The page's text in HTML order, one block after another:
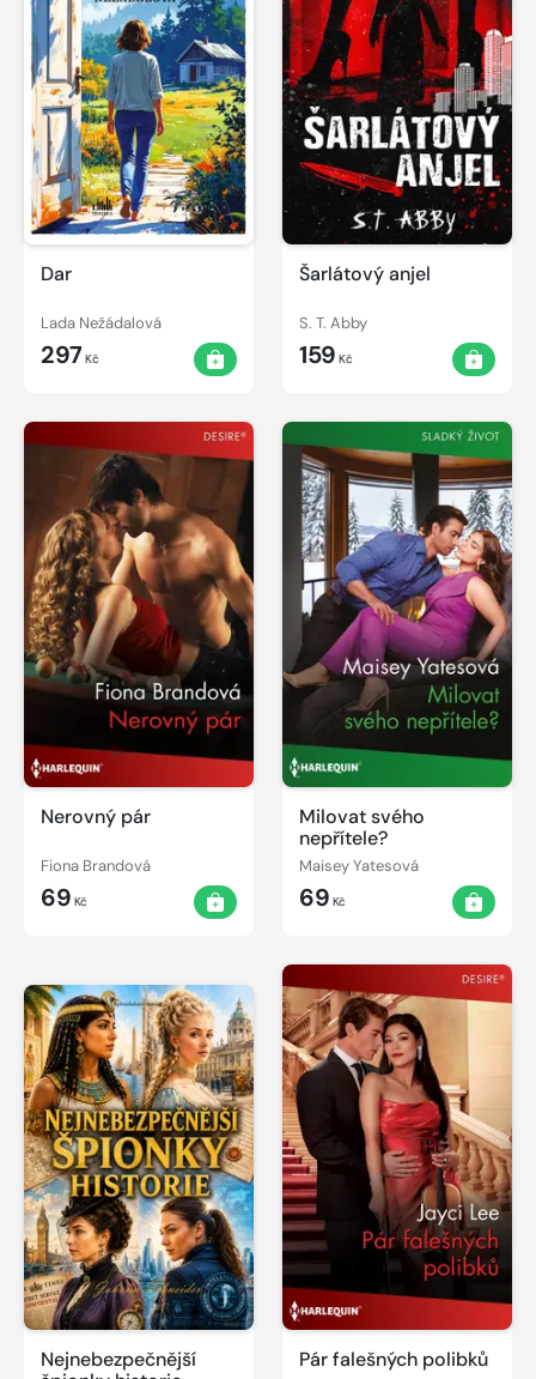
Dar
Lada Nežádalová
297Kč
Šarlátový anjel
S. T. Abby
159 Kč
Nerovný pár
Fiona Brandová
69 Kč
Milovat svého
nepřítele?
Maisey Yatesová
69 Kč
Nejnebezpečnější
Pár falešných polibků